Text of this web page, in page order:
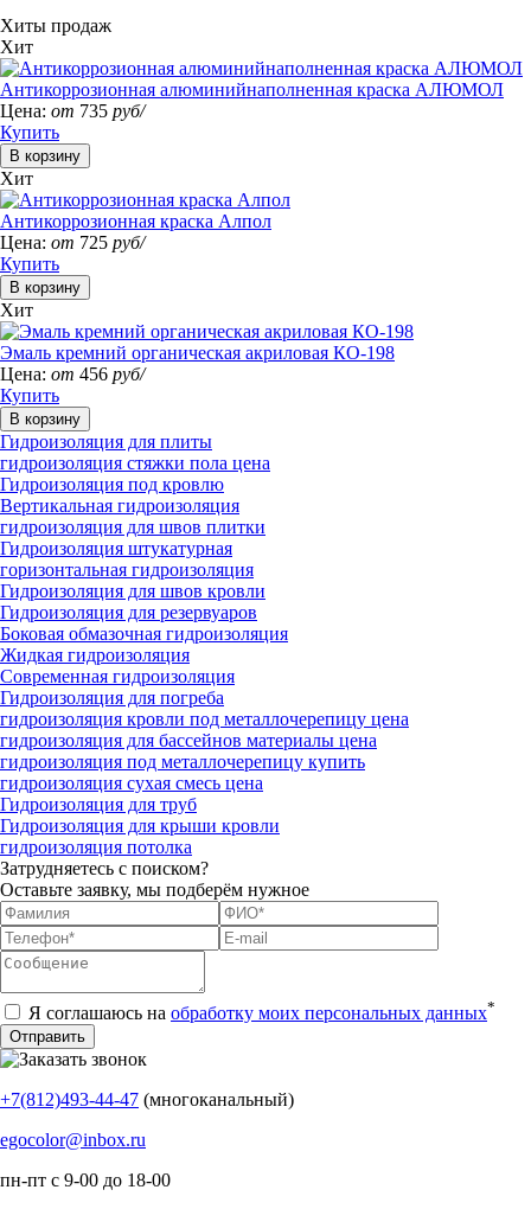
Хиты продаж
Хит
Антикоррозионная алюминийнаполненная краска АЛЮМОЛ
Цена: от 735 руб/
Купить
Хит
Антикоррозионная краска Алпол
Цена: от 725 руб/
Купить
Хит
Эмаль кремний органическая акриловая КО-198
Цена: от 456 руб/
Купить
Гидроизоляция для плиты
гидроизоляция стяжки пола цена
Гидроизоляция под кровлю
Вертикальная гидроизоляция
гидроизоляция для швов плитки
Гидроизоляция штукатурная
горизонтальная гидроизоляция
Гидроизоляция для швов кровли
Гидроизоляция для резервуаров
Боковая обмазочная гидроизоляция
Жидкая гидроизоляция
Современная гидроизоляция
Гидроизоляция для погреба
гидроизоляция кровли под металлочерепицу цена
гидроизоляция для бассейнов материалы цена
гидроизоляция под металлочерепицу купить
гидроизоляция сухая смесь цена
Гидроизоляция для труб
Гидроизоляция для крыши кровли
гидроизоляция потолка
Затрудняетесь с поиском?
Оставьте заявку, мы подберём нужное
Я соглашаюсь на обработку моих персональных данных*
+7(812)493-44-47 (многоканальный)
egocolor@inbox.ru
пн-пт с 9-00 до 18-00